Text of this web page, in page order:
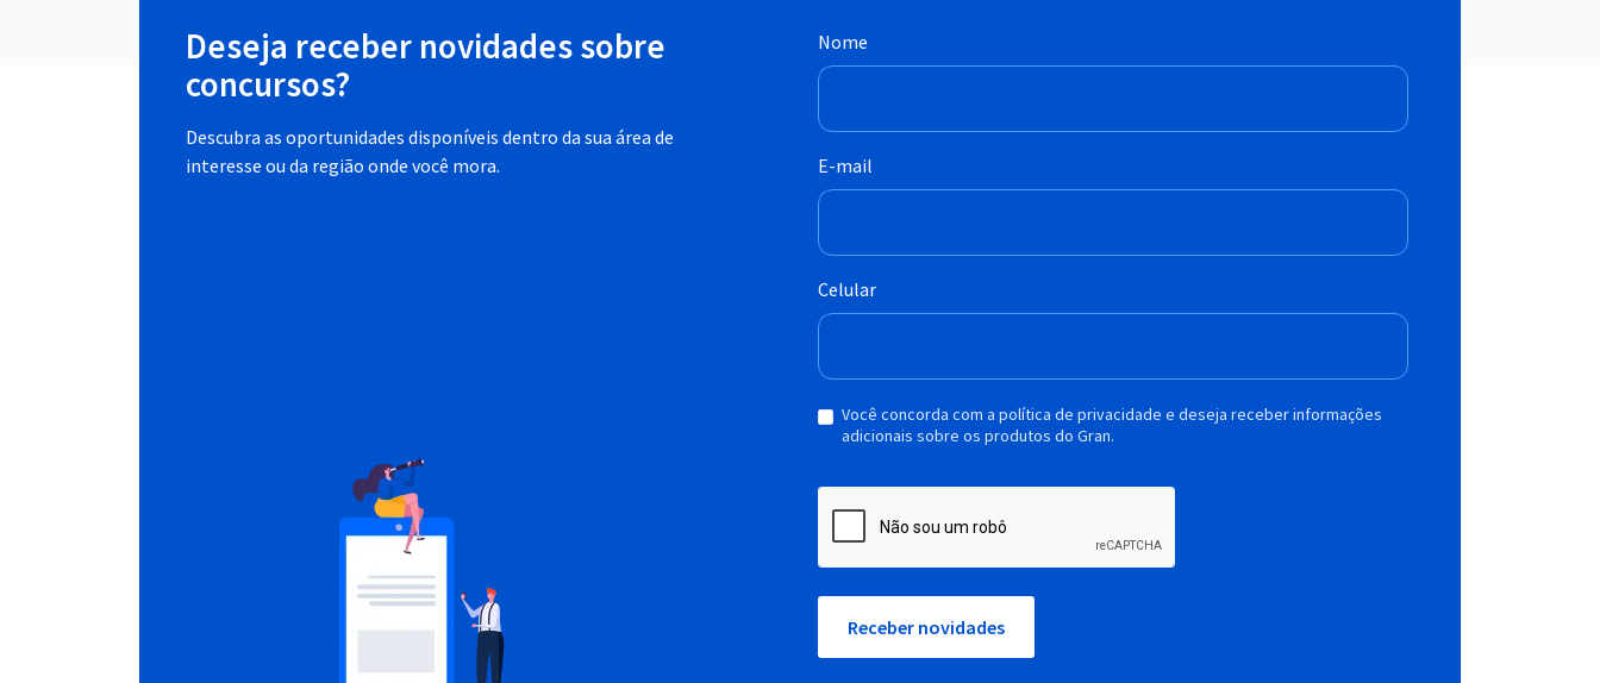
Deseja receber novidades sobre
concursos?
Descubra as oportunidades disponíveis dentro da sua área de
interesse ou da região onde você mora.
Nome
E-mail
Celular
Você concorda com a política de privacidade e deseja receber informações
adicionais sobre os produtos do Gran.
Receber novidades